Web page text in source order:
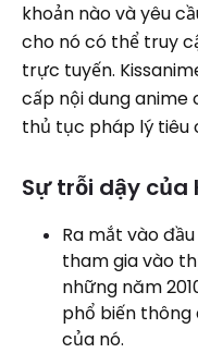
khoản nào và yêu
cho nó có thể truy
trực tuyến.
cấp nội dung
thủ tục pháp lý tiêu
Sự trỗi dậy của
Ra mắt vào
tham gia vào
những năm
phổ biến thông
của nó.